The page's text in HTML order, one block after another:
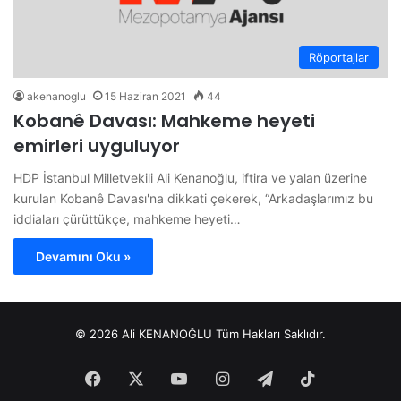
Röportajlar
akenanoglu 15 Haziran 2021 44
Kobanê Davası: Mahkeme heyeti
emirleri uyguluyor
HDP İstanbul Milletvekili Ali Kenanoğlu, iftira ve yalan üzerine
kurulan Kobanê Davası'na dikkati çekerek, “Arkadaşlarımız bu
iddiaları çürüttükçe, mahkeme heyeti…
Devamını Oku »
© 2026 Ali KENANOĞLU Tüm Hakları Saklıdır.
Facebook YouTubeInstagram
Telegram